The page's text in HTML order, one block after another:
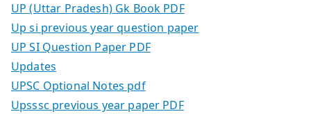
UP (Uttar Pradesh) Gk Book PDF
Up si previous year question paper
UP SI Question Paper PDF
Updates
UPSC Optional Notes pdf
Upsssc previous year paper PDF